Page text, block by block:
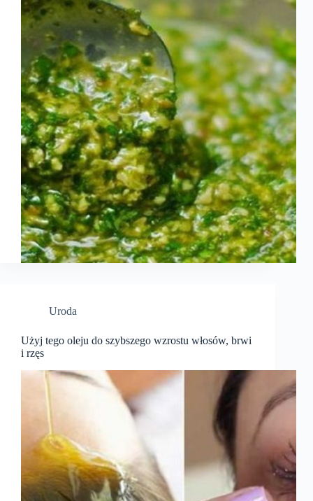
Uroda
Użyj tego oleju do szybszego wzrostu włosów, brwi
i rzęs